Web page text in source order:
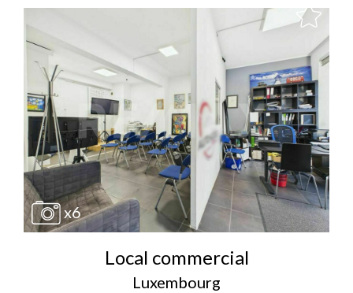
x6
Local commercial
Luxembourg